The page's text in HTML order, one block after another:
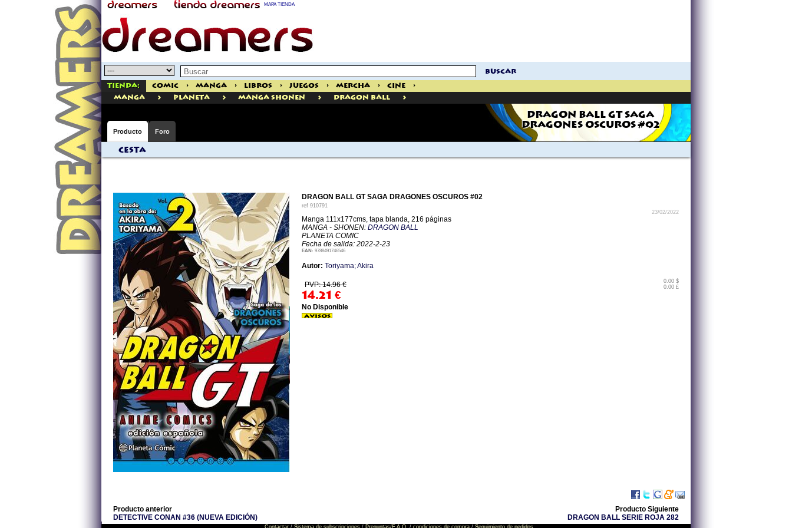
MAPA TIENDA
buscar
Tienda: Comic > Manga > Libros > Juegos > Mercha > Cine
>
manga
> Planeta > Manga Shonen > Dragon Ball >
DRAGON BALL GT SAGA
DRAGONES OSCUROS #02
Producto Foro
Cesta
DRAGON BALL GT SAGA DRAGONES OSCUROS #02
ref 910791
23/02/2022
Manga 111x177cms, tapa blanda, 216 páginas
MANGA - SHONEN: DRAGON BALL
PLANETA COMIC
Fecha de salida: 2022-2-23
EAN: 9788491746546
Autor: Toriyama; Akira
PVP: 14.96 €
14.21 €
0.00 $
0.00 £
No Disponible
Producto anterior
DETECTIVE CONAN #36 (NUEVA EDICIÓN)
Producto Siguiente
DRAGON BALL SERIE ROJA 282